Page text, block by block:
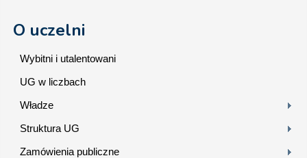
O uczelni
Wybitni i utalentowani
UG w liczbach
Władze
Struktura UG
Zamówienia publiczne